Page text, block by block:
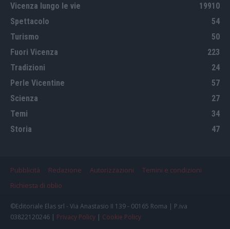
Vicenza lungo le vie
19910
Spettacolo
54
Turismo
50
Fuori Vicenza
223
Tradizioni
24
Perle Vicentine
57
Scienza
27
Temi
34
Storia
47
Pubblicità Redazione Autorizzazioni
Temini e condizioni
Richiesta di oblio
©Editoriale Elas srl - Via Anastasio II 139 - 00165 Roma | P.iva
03822120246 | Privacy Policy | Cookie Policy